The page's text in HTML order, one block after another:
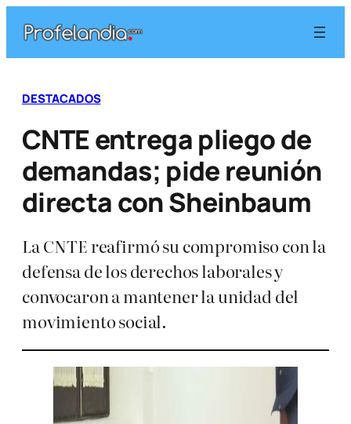
contenido
DESTACADOS
CNTE entrega pliego de
demandas; pide reunión
directa con Sheinbaum
La CNTE reafirmó su compromiso con la
defensa de los derechos laborales y
convocaron a mantener la unidad del
movimiento social.